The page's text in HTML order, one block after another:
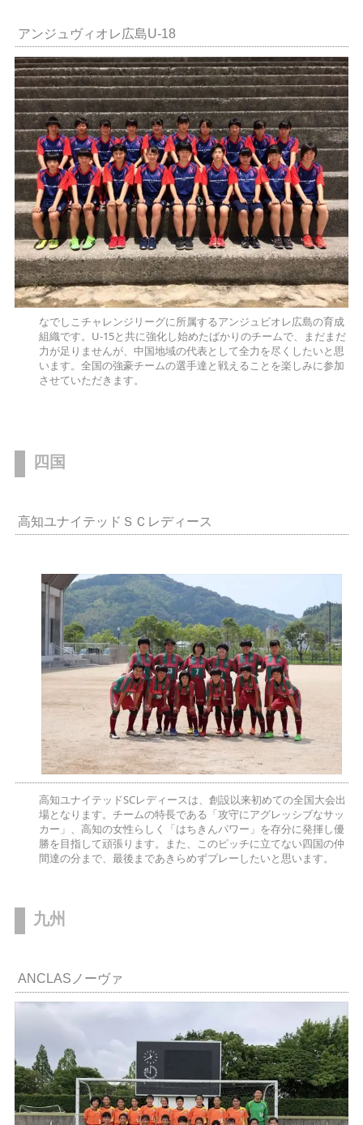
アンジュヴィオレ広島U-18
なでしこチャレンジリーグに所属するアンジュビオレ広島の育成
組織です。U-15と共に強化し始めたばかりのチームで、まだまだ
力が足りませんが、中国地域の代表として全力を尽くしたいと思
います。全国の強豪チームの選手達と戦えることを楽しみに参加
させていただきます。
四国
高知ユナイテッドＳＣレディース
高知ユナイテッドSCレディースは、創設以来初めての全国大会出
場となります。チームの特長である「攻守にアグレッシブなサッ
カー」、高知の女性らしく「はちきんパワー」を存分に発揮し優
勝を目指して頑張ります。また、このピッチに立てない四国の仲
間達の分まで、最後まであきらめずプレーしたいと思います。
九州
ANCLASノーヴァ